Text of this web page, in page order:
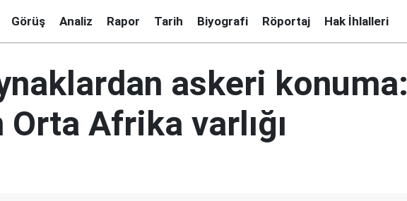
Görüş Analiz Rapor Tarih Biyografi Röportaj Hak İhlalleri
askeri konuma:
Orta Afrika varlığı